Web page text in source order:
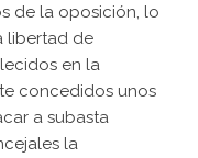
de la oposición, lo
libertad de
en la
concedidos unos
a subasta
la